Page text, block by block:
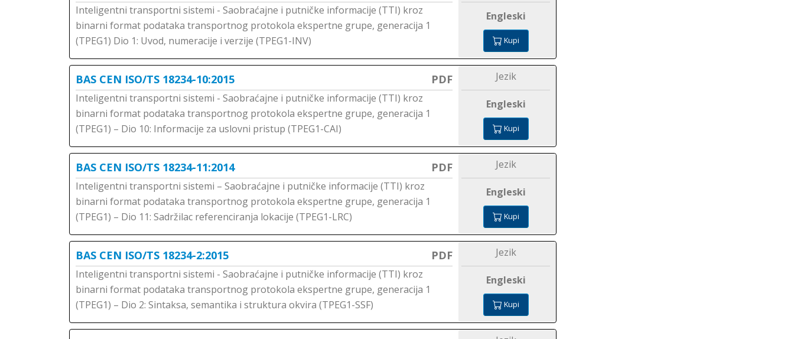
Inteligentni transportni sistemi - Saobraćajne i putničke informacije (TTI) kroz
binarni format podataka transportnog protokola ekspertne grupe, generacija 1
(TPEG1) Dio 1: Uvod, numeracije i verzije (TPEG1-INV)
Engleski
Kupi
BAS CEN ISO/TS 18234-10:2015 PDF
Inteligentni transportni sistemi - Saobraćajne i putničke informacije (TTI) kroz
binarni format podataka transportnog protokola ekspertne grupe, generacija 1
(TPEG1) – Dio 10: Informacije za uslovni pristup (TPEG1-CAI)
Jezik
Engleski
Kupi
BAS CEN ISO/TS 18234-11:2014 PDF
Inteligentni transportni sistemi – Saobraćajne i putničke informacije (TTI) kroz
binarni format podataka transportnog protokola ekspertne grupe, generacija 1
(TPEG1) – Dio 11: Sadržilac referenciranja lokacije (TPEG1-LRC)
Jezik
Engleski
Kupi
BAS CEN ISO/TS 18234-2:2015 PDF
Inteligentni transportni sistemi - Saobraćajne i putničke informacije (TTI) kroz
binarni format podataka transportnog protokola ekspertne grupe, generacija 1
(TPEG1) – Dio 2: Sintaksa, semantika i struktura okvira (TPEG1-SSF)
Jezik
Engleski
Kupi